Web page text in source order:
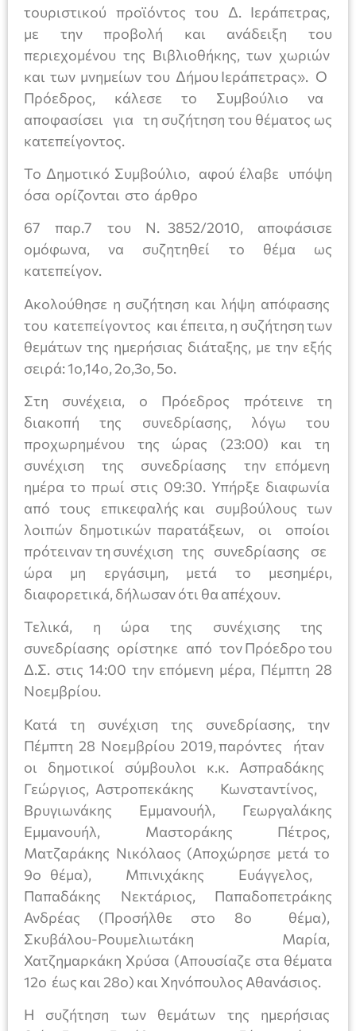
τουριστικού προϊόντος του Δ. Ιεράπετρας,
με την προβολή και ανάδειξη του
περιεχομένου της Βιβλιοθήκης, των χωριών
και των μνημείων του Δήμου Ιεράπετρας». Ο
Πρόεδρος, κάλεσε το Συμβούλιο να
αποφασίσει για τη συζήτηση του θέματος ως
κατεπείγοντος.
Το Δημοτικό Συμβούλιο, αφού έλαβε υπόψη
όσα ορίζονται στο άρθρο
67 παρ.7 του Ν. 3852/2010, αποφάσισε
ομόφωνα, να συζητηθεί το θέμα ως
κατεπείγον.
Ακολούθησε η συζήτηση και λήψη απόφασης
του κατεπείγοντος και έπειτα, η συζήτηση των
θεμάτων της ημερήσιας διάταξης, με την εξής
σειρά: 1ο,14ο, 2ο,3ο, 5ο.
Στη συνέχεια, ο Πρόεδρος πρότεινε τη
διακοπή της συνεδρίασης, λόγω του
προχωρημένου της ώρας (23:00) και τη
συνέχιση της συνεδρίασης την επόμενη
ημέρα το πρωί στις 09:30. Υπήρξε διαφωνία
από τους επικεφαλής και συμβούλους των
λοιπών δημοτικών παρατάξεων, οι οποίοι
πρότειναν τη συνέχιση της συνεδρίασης σε
ώρα μη εργάσιμη, μετά το μεσημέρι,
διαφορετικά, δήλωσαν ότι θα απέχουν.
Τελικά, η ώρα της συνέχισης της
συνεδρίασης ορίστηκε από τον Πρόεδρο του
Δ.Σ. στις 14:00 την επόμενη μέρα, Πέμπτη 28
Νοεμβρίου.
Κατά τη συνέχιση της συνεδρίασης, την
Πέμπτη 28 Νοεμβρίου 2019, παρόντες ήταν
οι δημοτικοί σύμβουλοι κ.κ. Ασπραδάκης
Γεώργιος, Αστροπεκάκης Κωνσταντίνος,
Βρυγιωνάκης Εμμανουήλ, Γεωργαλάκης
Εμμανουήλ, Μαστοράκης Πέτρος,
Ματζαράκης Νικόλαος (Αποχώρησε μετά το
9ο θέμα), Μπινιχάκης Ευάγγελος,
Παπαδάκης Νεκτάριος, Παπαδοπετράκης
Ανδρέας (Προσήλθε στο 8ο θέμα),
Σκυβάλου-Ρουμελιωτάκη Μαρία,
Χατζημαρκάκη Χρύσα (Απουσίαζε στα θέματα
12ο έως και 28ο) και Χηνόπουλος Αθανάσιος.
Η συζήτηση των θεμάτων της ημερήσιας